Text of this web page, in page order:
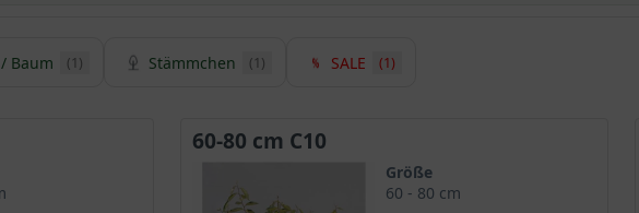
Ölweide 'Limelight' / Elaeagnus ebbingei 'Limelight'
bringt die Wintergrüne Ölweide 'Limelight' zum Strahlen. Der Anblick einer
allerdings hervorragend eignen, um als Grundstücksabgrenzung verwendet zu
pflegleicht, anspruchslos, robust und sehr schnittverträglich. Darüber hinaus
Baum (1) Stämmchen (1) SALE (1)
60-80 cm C10
Größe
60 - 80 cm